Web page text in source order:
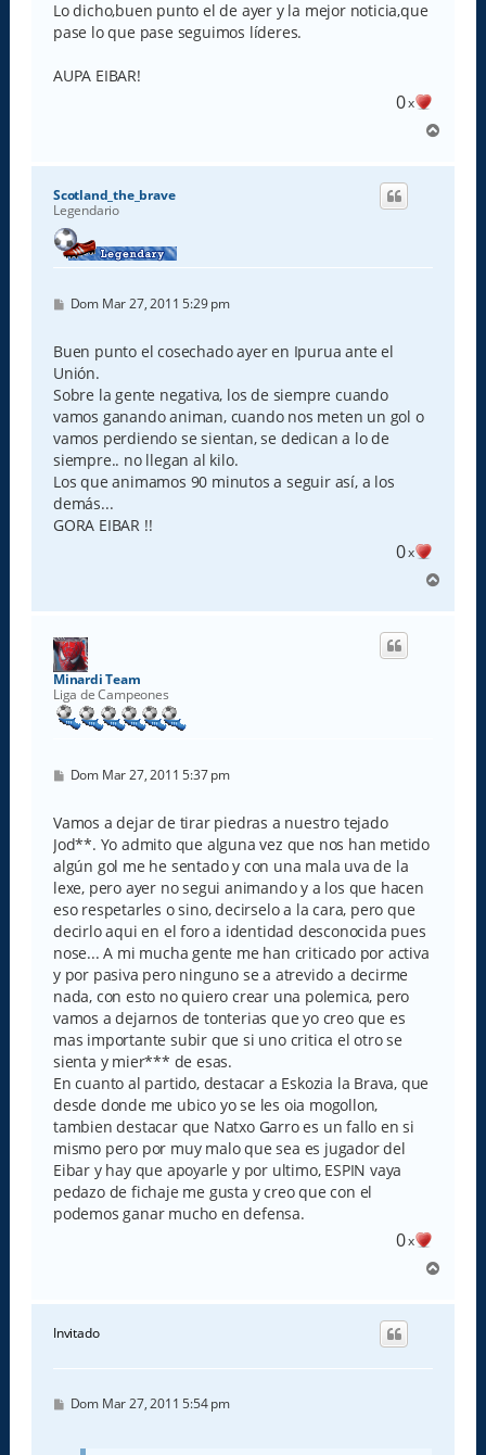
Lo dicho,buen punto el de ayer y la mejor noticia,que
pase lo que pase seguimos líderes.
AUPA EIBAR!
0x
r
Scotland_the_brave
Legendario
M
s
a
j
e
Dom Mar 27, 2011 5:29 pm
Buen punto el cosechado ayer en Ipurua ante el
Unión.
Sobre la gente negativa, los de siempre cuando
vamos ganando animan, cuando nos meten un gol o
vamos perdiendo se sientan, se dedican a lo de
siempre.. no llegan al kilo.
Los que animamos 90 minutos a seguir así, a los
demás...
GORA EIBAR !!
0x
r
Minardi Team
Liga de Campeones
M
s
a
j
e
Dom Mar 27, 2011 5:37 pm
Vamos a dejar de tirar piedras a nuestro tejado
Jod**. Yo admito que alguna vez que nos han metido
algún gol me he sentado y con una mala uva de la
lexe, pero ayer no segui animando y a los que hacen
eso respetarles o sino, decirselo a la cara, pero que
decirlo aqui en el foro a identidad desconocida pues
nose... A mi mucha gente me han criticado por activa
y por pasiva pero ninguno se a atrevido a decirme
nada, con esto no quiero crear una polemica, pero
vamos a dejarnos de tonterias que yo creo que es
mas importante subir que si uno critica el otro se
sienta y mier*** de esas.
En cuanto al partido, destacar a Eskozia la Brava, que
desde donde me ubico yo se les oia mogollon,
tambien destacar que Natxo Garro es un fallo en si
mismo pero por muy malo que sea es jugador del
Eibar y hay que apoyarle y por ultimo, ESPIN vaya
pedazo de fichaje me gusta y creo que con el
podemos ganar mucho en defensa.
0x
r
Invitado
M
Dom Mar 27, 2011 5:54 pm